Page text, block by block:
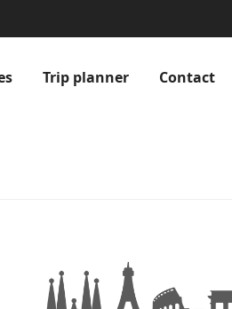
Trip planner Contact